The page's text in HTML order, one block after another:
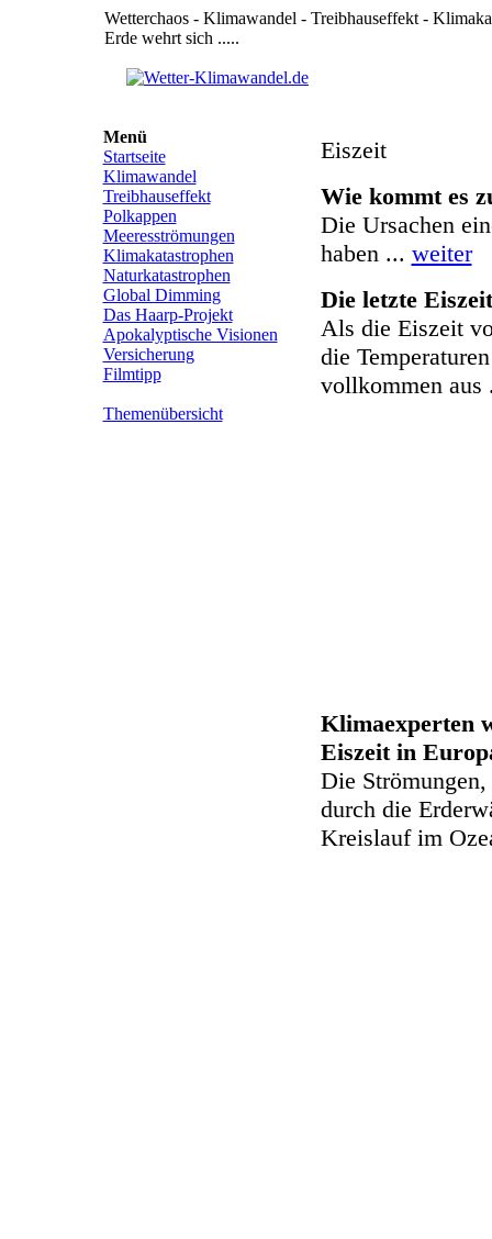
Wetterchaos - Klimawandel - Treibhauseffekt -
Erde wehrt sich .....
Menü
Startseite
Klimawandel
Treibhauseffekt
Polkappen
Meeresströmungen
Klimakatastrophen
Naturkatastrophen
Global Dimming
Das Haarp-Projekt
Apokalyptische Visionen
Versicherung
Filmtipp
Themenübersicht
Eiszeit
Wie kommt es
Die Ursachen
haben ... weiter
Die letzte Eiszeit
Als die Eiszeit
die
vollkommen
Klimaexperten
Eiszeit in
Die
durch die
Kreislauf im